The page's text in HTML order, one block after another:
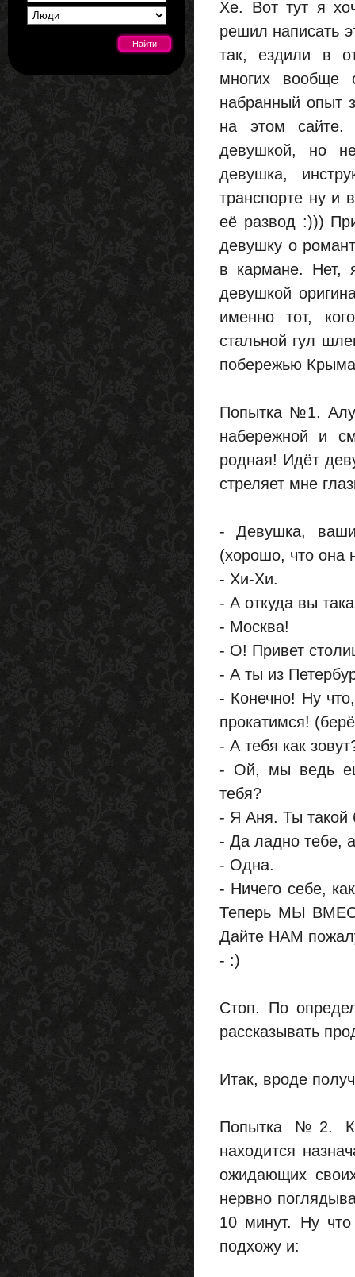
Хе. Вот тут я
решил написать
так, ездили в
многих
набранный опыт
на этом сайте.
девушкой, но
девушка,
транспорте ну и
её развод :)))
девушку о
в кармане. Нет,
девушкой
именно тот,
стальной гул
побережью
Попытка №1.
набережной и
родная! Идёт
стреляет мне
- Девушка,
(хорошо, что она
- Хи-Хи.
- А откуда вы
- Москва!
- О! Привет
- А ты из
- Конечно! Ну
прокатимся!
- А тебя как
- Ой, мы ведь
тебя?
- Я Аня. Ты такой
- Да ладно тебе,
- Одна.
- Ничего себе,
Теперь МЫ
Дайте НАМ
- :)
Стоп. По
рассказывать
Итак, вроде
Попытка №2.
находится
ожидающих
нервно
10 минут. Ну
подхожу и: